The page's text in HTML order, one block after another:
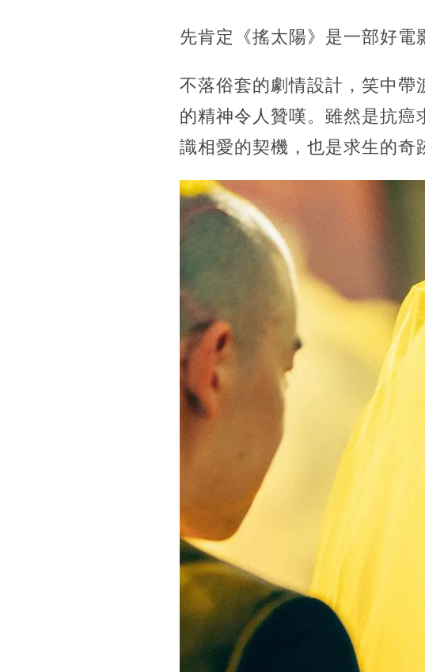
先肯定《搖太陽》是一部好電
不落俗套的劇情設計，笑中帶
的精神令人贊嘆。雖然是抗
識相愛的契機，也是求生的奇